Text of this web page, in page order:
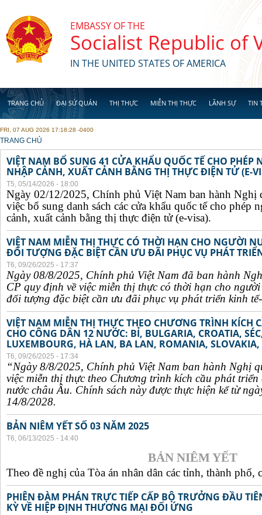
EMBASSY OF THE
Socialist Republic of
IN THE UNITED STATES OF AMERICA
TRANG CHỦ ĐẠI SỨ QUÁN THỊ THỰC MIỄN THỊ THỰC LÃNH SỰ TIN
FRI, 07 AUG 2026 17:18:28 -0400
YOU ARE HERE
TRANG CHỦ
VIỆT NAM BỔ SUNG 41 CỬA KHẨU QUỐC TẾ CHO
NHẬP CẢNH, XUẤT CẢNH BẰNG THỊ THỰC ĐIỆN TỬ (E-
T5, 05/14/2026 - 18:00
Ngày 02/12/2025, Chính phủ Việt Nam ban hành Nghị
việc bổ sung danh sách các cửa khẩu quốc tế cho phép
cảnh, xuất cảnh bằng thị thực điện tử (e-visa).
VIỆT NAM MIỄN THỊ THỰC CÓ THỜI HẠN CHO NGƯỜI
ĐỐI TƯỢNG ĐẶC BIỆT CẦN ƯU ĐÃI PHỤC VỤ PHÁT
T6, 09/26/2025 - 17:37
Ngày 08/8/2025, Chính phủ Việt Nam đã ban hành
CP quy định về việc miễn thị thực có thời hạn cho
đối tượng đặc biệt cần ưu đãi phục vụ phát triển kinh
VIỆT NAM MIỄN THỊ THỰC THEO CHƯƠNG TRÌNH KÍCH
CHO CÔNG DÂN 12 NƯỚC: BỈ, BULGARIA, CROATIA,
LUXEMBOURG, HÀ LAN, BA LAN, ROMANIA, SLOVAKIA,
T6, 09/26/2025 - 17:34
“Ngày 8/8/2025, Chính phủ Việt Nam ban hành Nghị
việc miễn thị thực theo Chương trình kích cầu phát
nước châu Âu. Chính sách này được thực hiện kể từ
14/8/2028.
BẢN NIÊM YẾT SỐ 03 NĂM 2025
T6, 06/13/2025 - 14:40
BẢN NIÊM YẾT
Theo đề nghị của Tòa án nhân dân các tỉnh, thành phố,
PHIÊN ĐÀM PHÁN TRỰC TIẾP CẤP BỘ TRƯỞNG ĐẦU
KỲ VỀ HIỆP ĐỊNH THƯƠNG MẠI ĐỐI ỨNG